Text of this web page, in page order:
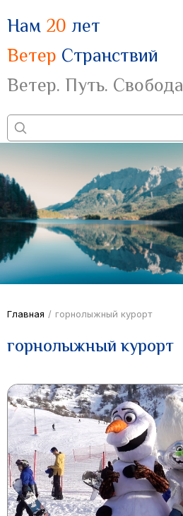
Нам 20 лет
Ветер Странствий
Ветер. Путь. Свобода
Главная / горнолыжный курорт
горнолыжный курорт